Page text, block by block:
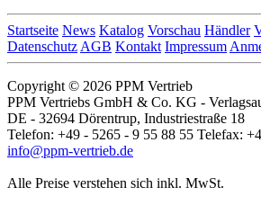
Startseite News Katalog Vorschau Händler
Datenschutz AGB Kontakt Impressum
Copyright © 2026 PPM Vertrieb
PPM Vertriebs GmbH & Co. KG -
DE - 32694 Dörentrup, Industriestraße 18
Telefon: +49 - 5265 - 9 55 88 55 Telefax:
info@ppm-vertrieb.de
Alle Preise verstehen sich inkl. MwSt.